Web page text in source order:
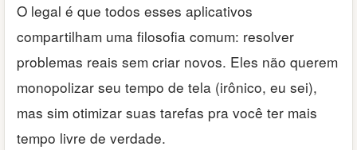
O legal é que todos esses aplicativos
compartilham uma filosofia comum: resolver
problemas reais sem criar novos. Eles não querem
monopolizar seu tempo de tela (irônico, eu sei),
mas sim otimizar suas tarefas pra você ter mais
tempo livre de verdade.